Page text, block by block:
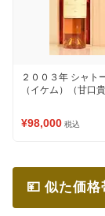
２００３年 シャト
（イケム）（甘口
¥98,000 税込
💴 似た価